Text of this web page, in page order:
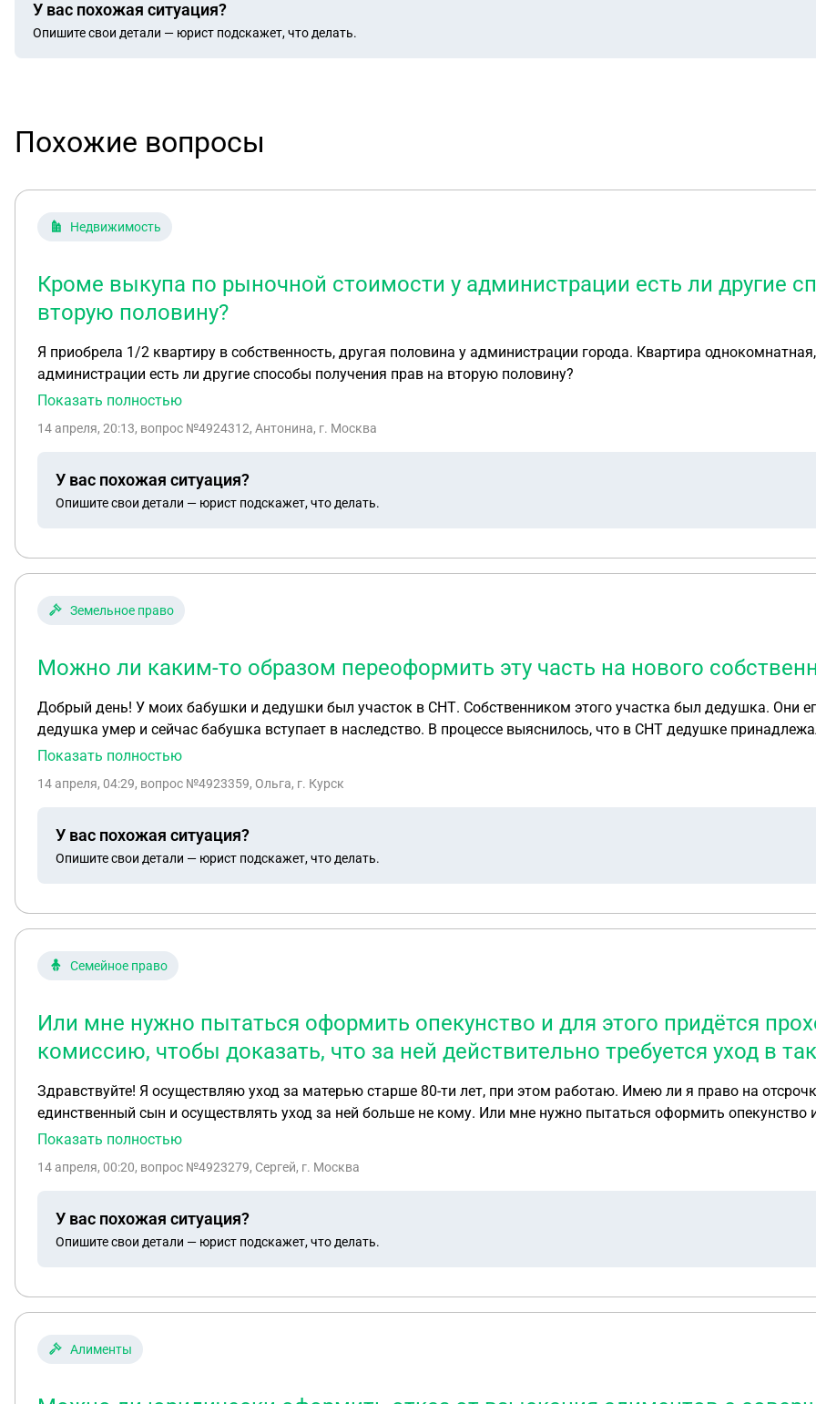
У вас похожая ситуация?
Опишите свои детали — юрист подскажет, что делать.
Похожие вопросы
Недвижимость
Кроме выкупа по рыночной стоимости у администрации есть ли другие
вторую половину?
Я приобрела 1/2 квартиру в собственность, другая половина у администрации города. Квартира
администрации есть ли другие способы получения прав на вторую половину?
Показать полностью
14 апреля, 20:13, вопрос №4924312, Антонина, г. Москва
У вас похожая ситуация?
Опишите свои детали — юрист подскажет, что делать.
Земельное право
Можно ли каким-то образом переоформить эту часть на нового
Добрый день! У моих бабушки и дедушки был участок в СНТ. Собственником этого участка был дедушка. Они
дедушка умер и сейчас бабушка вступает в наследство. В процессе выяснилось, что в СНТ дедушке
СНТ. Однако при продаже участка он переоформил на нового собственника участка только сам участок, а
наследство на эту часть общей земли в СНТ. Получается, что в дальнейшем она должна будет платить налог с
Показать полностью
14 апреля, 04:29, вопрос №4923359, Ольга, г. Курск
У вас похожая ситуация?
Опишите свои детали — юрист подскажет, что делать.
Семейное право
Или мне нужно пытаться оформить опекунство и для этого придётся
комиссию, чтобы доказать, что за ней действительно требуется уход в
Здравствуйте! Я осуществляю уход за матерью старше 80-ти лет, при этом работаю. Имею ли я право на
единственный сын и осуществлять уход за ней больше не кому. Или мне нужно пытаться оформить опекунство
медицинскую комиссию, чтобы доказать, что за ней действительно требуется уход в таком возрасте?
Показать полностью
14 апреля, 00:20, вопрос №4923279, Сергей, г. Москва
У вас похожая ситуация?
Опишите свои детали — юрист подскажет, что делать.
Алименты